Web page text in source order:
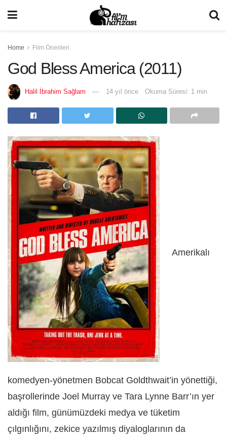
Home Film Önerileri
God Bless America (2011)
Halil İbrahim Sağlam 14 yıl önce Okuma Süresi: 1 min
Amerikalı
komedyen-yönetmen Bobcat Goldthwait’in yönettiği,
başrollerinde Joel Murray ve Tara Lynne Barr’ın yer
aldığı film, günümüzdeki medya ve tüketim
çılgınlığını, zekice yazılmış diyaloglarının da